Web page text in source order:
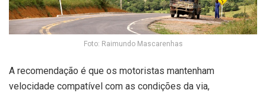
Foto: Raimundo Mascarenhas
A recomendação é que os motoristas mantenham
velocidade compatível com as condições da via,